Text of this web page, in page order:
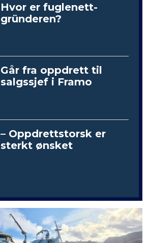
Hvor er fuglenett-
gründeren?
Går fra oppdrett til
salgssjef i Framo
– Oppdrettstorsk er
sterkt ønsket